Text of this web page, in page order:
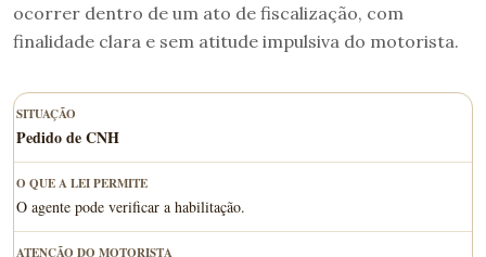
ocorrer dentro de um ato de fiscalização, com
finalidade clara e sem atitude impulsiva do motorista.
Pedido de CNH
O agente pode verificar a habilitação.